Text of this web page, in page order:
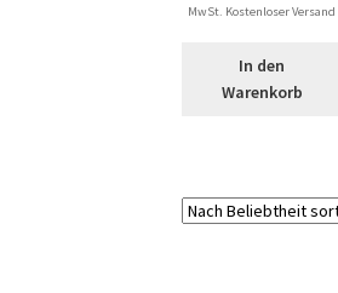
MwSt. Kostenloser Versand
In den
Warenkorb